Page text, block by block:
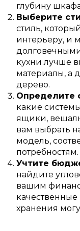
глубину
Выберите
стиль,
интерьеру, и
кухни лучше
материалы, а
дерево.
Определите
какие
ящики,
вам выбрать
модель,
потребностям.
Учтите
найдите
вашим
хранения